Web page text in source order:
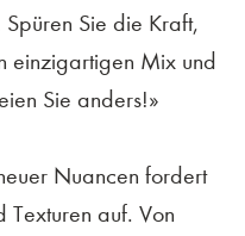
Sie die Kraft,
einzigartigen Mix und
Sie anders!»
Nuancen fordert
Texturen auf. Von